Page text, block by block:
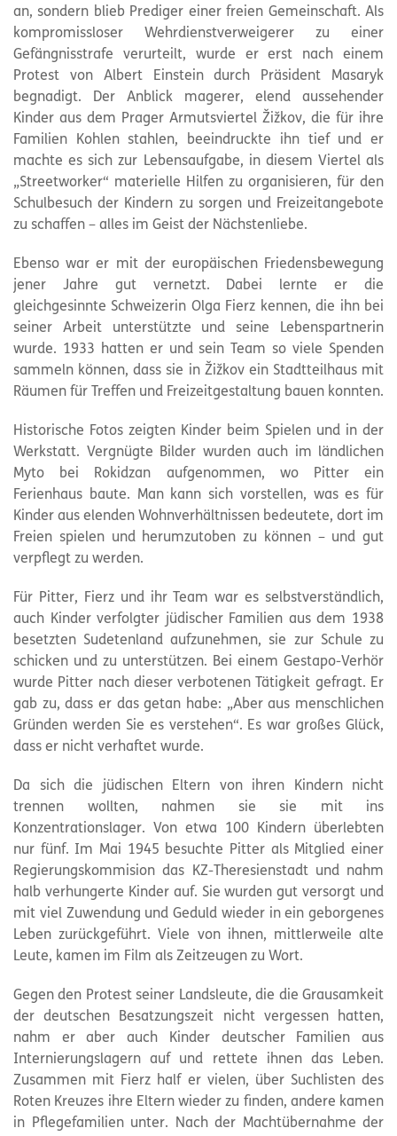
an, sondern blieb Prediger einer freien Gemeinschaft. Als
kompromissloser Wehrdienstverweigerer zu einer
Gefängnisstrafe verurteilt, wurde er erst nach einem
Protest von Albert Einstein durch Präsident Masaryk
begnadigt. Der Anblick magerer, elend aussehender
Kinder aus dem Prager Armutsviertel Žižkov, die für ihre
Familien Kohlen stahlen, beeindruckte ihn tief und er
machte es sich zur Lebensaufgabe, in diesem Viertel als
„Streetworker“ materielle Hilfen zu organisieren, für den
Schulbesuch der Kindern zu sorgen und Freizeitangebote
zu schaffen – alles im Geist der Nächstenliebe.
Ebenso war er mit der europäischen Friedensbewegung
jener Jahre gut vernetzt. Dabei lernte er die
gleichgesinnte Schweizerin Olga Fierz kennen, die ihn bei
seiner Arbeit unterstützte und seine Lebenspartnerin
wurde. 1933 hatten er und sein Team so viele Spenden
sammeln können, dass sie in Žižkov ein Stadtteilhaus mit
Räumen für Treffen und Freizeitgestaltung bauen konnten.
Historische Fotos zeigten Kinder beim Spielen und in der
Werkstatt. Vergnügte Bilder wurden auch im ländlichen
Myto bei Rokidzan aufgenommen, wo Pitter ein
Ferienhaus baute. Man kann sich vorstellen, was es für
Kinder aus elenden Wohnverhältnissen bedeutete, dort im
Freien spielen und herumzutoben zu können – und gut
verpflegt zu werden.
Für Pitter, Fierz und ihr Team war es selbstverständlich,
auch Kinder verfolgter jüdischer Familien aus dem 1938
besetzten Sudetenland aufzunehmen, sie zur Schule zu
schicken und zu unterstützen. Bei einem Gestapo-Verhör
wurde Pitter nach dieser verbotenen Tätigkeit gefragt. Er
gab zu, dass er das getan habe: „Aber aus menschlichen
Gründen werden Sie es verstehen“. Es war großes Glück,
dass er nicht verhaftet wurde.
Da sich die jüdischen Eltern von ihren Kindern nicht
trennen wollten, nahmen sie sie mit ins
Konzentrationslager. Von etwa 100 Kindern überlebten
nur fünf. Im Mai 1945 besuchte Pitter als Mitglied einer
Regierungskommision das KZ-Theresienstadt und nahm
halb verhungerte Kinder auf. Sie wurden gut versorgt und
mit viel Zuwendung und Geduld wieder in ein geborgenes
Leben zurückgeführt. Viele von ihnen, mittlerweile alte
Leute, kamen im Film als Zeitzeugen zu Wort.
Gegen den Protest seiner Landsleute, die die Grausamkeit
der deutschen Besatzungszeit nicht vergessen hatten,
nahm er aber auch Kinder deutscher Familien aus
Internierungslagern auf und rettete ihnen das Leben.
Zusammen mit Fierz half er vielen, über Suchlisten des
Roten Kreuzes ihre Eltern wieder zu finden, andere kamen
in Pflegefamilien unter. Nach der Machtübernahme der